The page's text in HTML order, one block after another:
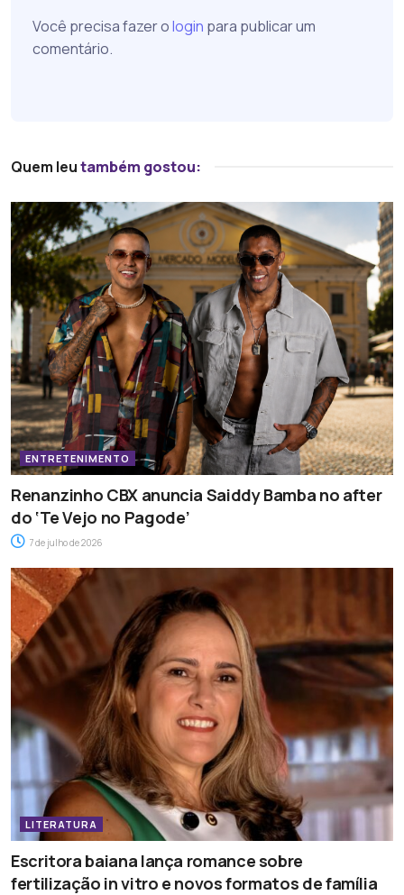
Você precisa fazer ologin para publicar um
comentário.
Quem leutambém gostou:
ENTRETENIMENTO
Renanzinho CBX anuncia Saiddy Bamba no after
do ‘Te Vejo no Pagode’
7 de julho de 2026
LITERATURA
Escritora baiana lança romance sobre
fertilização in vitro e novos formatos de família